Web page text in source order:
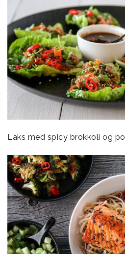
Laks med spicy brokkoli og